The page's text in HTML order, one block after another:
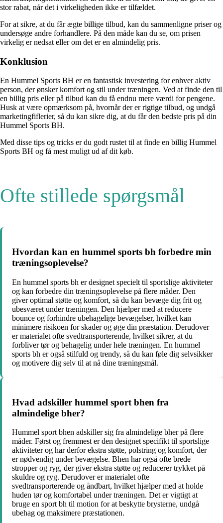
stor rabat, når det i virkeligheden ikke er tilfældet.
For at sikre, at du får ægte billige tilbud, kan du sammenligne priser og
undersøge andre forhandlere. På den måde kan du se, om prisen
virkelig er nedsat eller om det er en almindelig pris.
Konklusion
En Hummel Sports BH er en fantastisk investering for enhver aktiv
person, der ønsker komfort og stil under træningen. Ved at finde den til
en billig pris eller på tilbud kan du få endnu mere værdi for pengene.
Husk at være opmærksom på, hvornår der er rigtige tilbud, og undgå
marketingfiflerier, så du kan sikre dig, at du får den bedste pris på din
Hummel Sports BH.
Med disse tips og tricks er du godt rustet til at finde en billig Hummel
Sports BH og få mest muligt ud af dit køb.
Ofte stillede spørgsmål
Hvordan kan en hummel sports bh forbedre min
træningsoplevelse?
En hummel sports bh er designet specielt til sportslige aktiviteter
og kan forbedre din træningsoplevelse på flere måder. Den
giver optimal støtte og komfort, så du kan bevæge dig frit og
ubesværet under træningen. Den hjælper med at reducere
bounce og forhindre ubehagelige bevægelser, hvilket kan
minimere risikoen for skader og øge din præstation. Derudover
er materialet ofte svedtransporterende, hvilket sikrer, at du
forbliver tør og behagelig under hele træningen. En hummel
sports bh er også stilfuld og trendy, så du kan føle dig selvsikker
og motivere dig selv til at nå dine træningsmål.
Hvad adskiller hummel sport bhen fra
almindelige bher?
Hummel sport bhen adskiller sig fra almindelige bher på flere
måder. Først og fremmest er den designet specifikt til sportslige
aktiviteter og har derfor ekstra støtte, polstring og komfort, der
er nødvendig under bevægelse. Bhen har også ofte brede
stropper og ryg, der giver ekstra støtte og reducerer trykket på
skuldre og ryg. Derudover er materialet ofte
svedtransporterende og åndbart, hvilket hjælper med at holde
huden tør og komfortabel under træningen. Det er vigtigt at
bruge en sport bh til motion for at beskytte brysterne, undgå
ubehag og maksimere præstationen.